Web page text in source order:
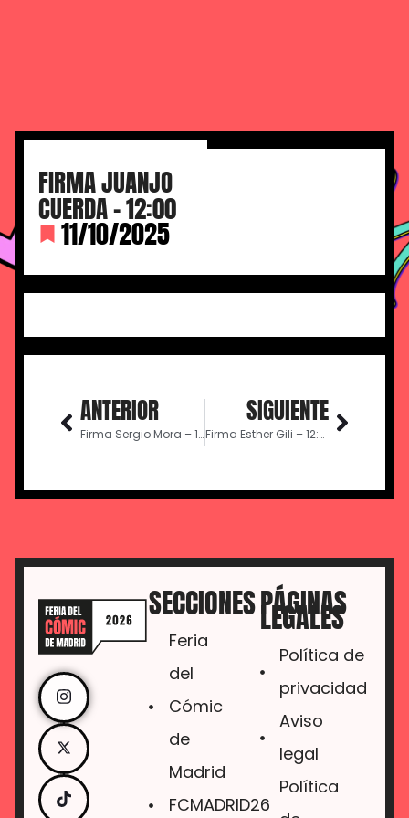
FIRMA JUANJO
CUERDA – 12:00
11/10/2025
ANTERIOR
Firma Sergio Mora – 12:00
SIGUIENTE
Firma Esther Gili – 12:00
SECCIONES
Feria
del
Cómic
de
Madrid
FCMADRID26
PÁGINAS
LEGALES
Política de
privacidad
Aviso
legal
Política